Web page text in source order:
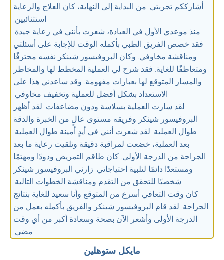
أشارككم تجربتي. من البداية إلى النهاية، كان العلاج والرعاية
استثنائيين.
منذ موعدي الأول في العيادة، شعرت بأنني في رعاية جيدة.
فقد خصص الفريق الطبي بأكمله الوقت للإجابة على أسئلتي
ومناقشة مخاوفي. وكان البروفيسور شينكر نفسه محترفًا
ومتعاطفًا للغاية. فقد شرح لي العملية المخطط لها والمخاطر
والمسار المتوقع لها بعبارات مفهومة. وقد ساعدني هذا على
الاستعداد بشكل أفضل للعملية وتخفيف مخاوفي.
لقد سارت العملية بسلاسة ودون مضاعفات. لقد أظهر
البروفيسور شينكر وفريقه مستوى عالٍ من الخبرة والدقة
طوال العملية. لقد شعرت أنني في أيدٍ أمينة طوال العملية.
بعد العملية، خضعت لمراقبة دقيقة وتلقيت رعاية ما بعد
الجراحة من الدرجة الأولى. كان طاقم التمريض ودودًا ومهتمًا
ومستعدًا دائمًا لتلبية احتياجاتي. زارني البروفيسور شينكر
شخصيًا للتحقق من التقدم ومناقشة الخطوات التالية.
كان وقت التعافي أسرع من المتوقع وأنا سعيد للغاية بنتائج
الجراحة. لقد قام البروفيسور شينكر والفريق بأكمله بعمل من
الدرجة الأولى وأشعر الآن بصحة وسعادة أكبر من أي وقت
مضى.
مايكل ستوهلين